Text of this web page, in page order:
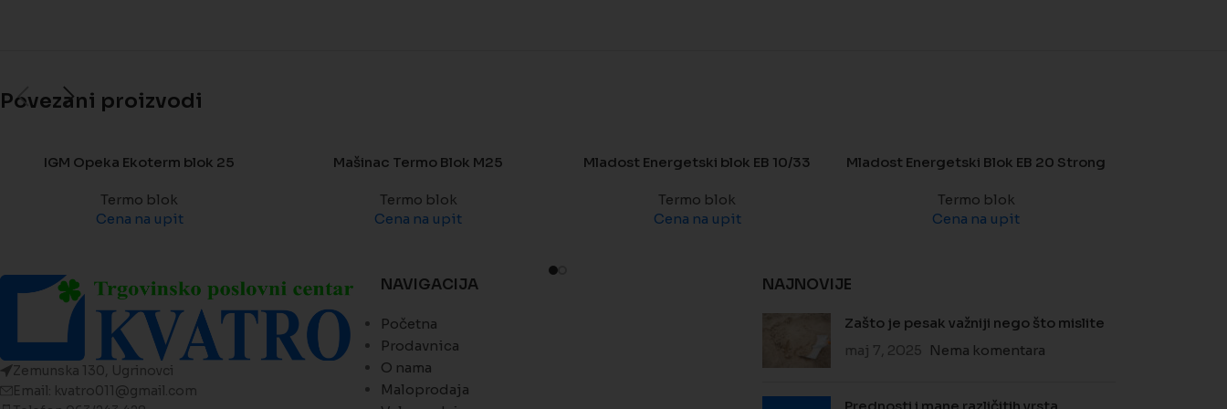
Povezani proizvodi
IGM Opeka Ekoterm blok 25
Termo blok
Cena na upit
Mašinac Termo Blok M25
Termo blok
Cena na upit
Mladost Energetski blok EB 10/33
Termo blok
Cena na upit
Mladost Energetski Blok EB 20 Strong
Termo blok
Cena na upit
Zemunska 130, Ugrinovci
Email: kvatro011@gmail.com
NAVIGACIJA
Početna
Prodavnica
O nama
Maloprodaja
NAJNOVIJE
Zašto je pesak važniji nego što mislite
maj 7, 2025 Nema komentara